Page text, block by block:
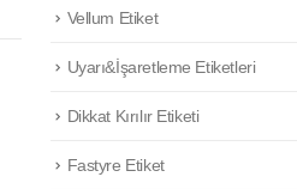
Vellum Etiket
Uyarı&İşaretleme Etiketleri
Dikkat Kırılır Etiketi
Fastyre Etiket